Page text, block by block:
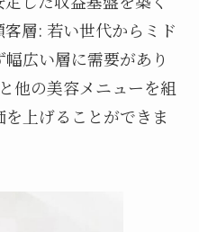
層: 若い世代からミド
広い層に需要があり
他の美容メニューを組
上げることができま